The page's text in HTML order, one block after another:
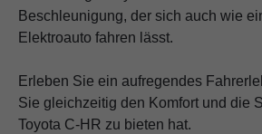
Beschleunigung, der sich auch wie
Elektroauto fahren lässt.
Erleben Sie ein aufregendes
Sie gleichzeitig den Komfort und die
Toyota C-HR zu bieten hat.